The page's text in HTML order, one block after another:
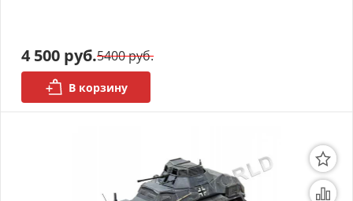
Полки под краску
Рабочая станция
Рейки из ценных пород
4 500 руб.5400 руб.
В корзину